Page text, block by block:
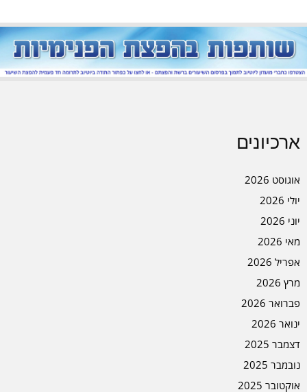
ארכיונים
אוגוסט 2026
יולי 2026
יוני 2026
מאי 2026
אפריל 2026
מרץ 2026
פברואר 2026
ינואר 2026
דצמבר 2025
נובמבר 2025
אוקטובר 2025